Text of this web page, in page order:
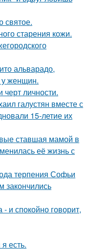
святое.
старения кожи.
альварадо,
у женщин.
черт личности.
галустян вместе с
15-летие их
ставшая мамой в
её жизнь с
терпения Софьи
закончились
и спокойно говорит,
есть.